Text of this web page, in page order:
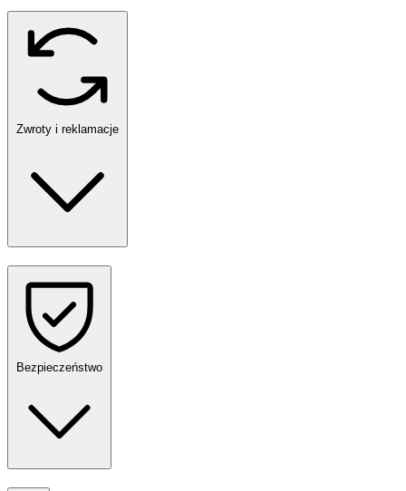
Zwroty i reklamacje
Bezpieczeństwo